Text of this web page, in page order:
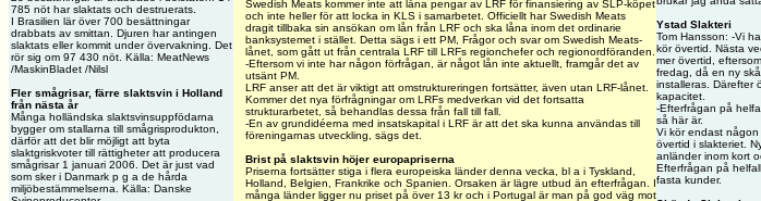
Ystad Slakteri
Tom Hansson: -Vi
kör övertid. Nästa
mer övertid,
fredag, då en ny
installeras. Därefter
kapacitet.
-Efterfrågan på
så här är.
Vi kör endast någon
övertid i slakteriet.
anländer inom kort
Efterfrågan på
fasta kunder.
785 nöt har slaktats och destruerats.
I Brasilien lär över 700 besättningar
drabbats av smittan. Djuren har antingen
slaktats eller kommit under övervakning. Det
rör sig om 97 430 nöt. Källa: MeatNews
/MaskinBladet /Nilsl
Fler smågrisar, färre slaktsvin i Holland
från nästa år
Många holländska slaktsvinsuppfödarna
bygger om stallarna till smågrisprodukton,
därför att det blir möjligt att byta
slaktgriskvoter till rättigheter att producera
smågrisar 1 januari 2006. Det är just vad
som sker i Danmark p g a de hårda
miljöbestämmelserna. Källa: Danske
Swedish Meats kommer inte att låna pengar av LRF för finansiering av SLP-köpet
och inte heller för att locka in KLS i samarbetet. Officiellt har Swedish Meats
dragit tillbaka sin ansökan om lån från LRF och ska låna inom det ordinarie
banksystemet i stället. Detta sägs i ett PM, Frågor och svar om Swedish Meats-
lånet, som gått ut från centrala LRF till LRFs regionchefer och regionordföranden.
-Eftersom vi inte har någon förfrågan, är något lån inte aktuellt, framgår det av
utsänt PM.
LRF anser att det är viktigt att omstruktureringen fortsätter, även utan LRF-lånet.
Kommer det nya förfrågningar om LRFs medverkan vid det fortsatta
strukturarbetet, så behandlas dessa från fall till fall.
-En av grundidéerna med insatskapital i LRF är att det ska kunna användas till
föreningarnas utveckling, sägs det.
Brist på slaktsvin höjer europapriserna
Priserna fortsätter stiga i flera europeiska länder denna vecka, bl a i Tyskland,
Holland, Belgien, Frankrike och Spanien. Orsaken är lägre utbud än efterfrågan. I
många länder ligger nu priset på över 13 kr och i Portugal är man på god väg mot